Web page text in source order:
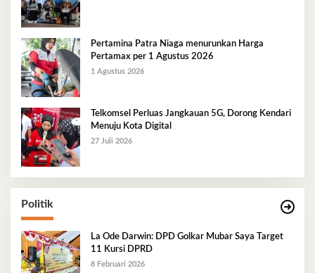
Pertamina Patra Niaga menurunkan Harga
Pertamax per 1 Agustus 2026
1 Agustus 2026
Telkomsel Perluas Jangkauan 5G, Dorong Kendari
Menuju Kota Digital
27 Juli 2026
Politik
La Ode Darwin: DPD Golkar Mubar Saya Target
11 Kursi DPRD
8 Februari 2026